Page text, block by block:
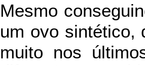
Mesmo
um ovo sintético,
muito nos